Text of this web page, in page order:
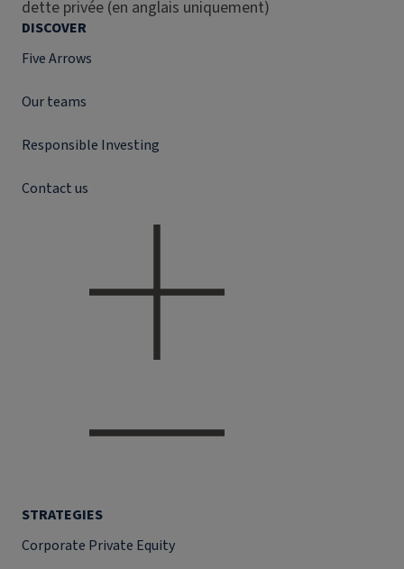
dette privée (en anglais uniquement)
DISCOVER
Five Arrows
Our teams
Responsible Investing
Contact us
STRATEGIES
Corporate Private Equity